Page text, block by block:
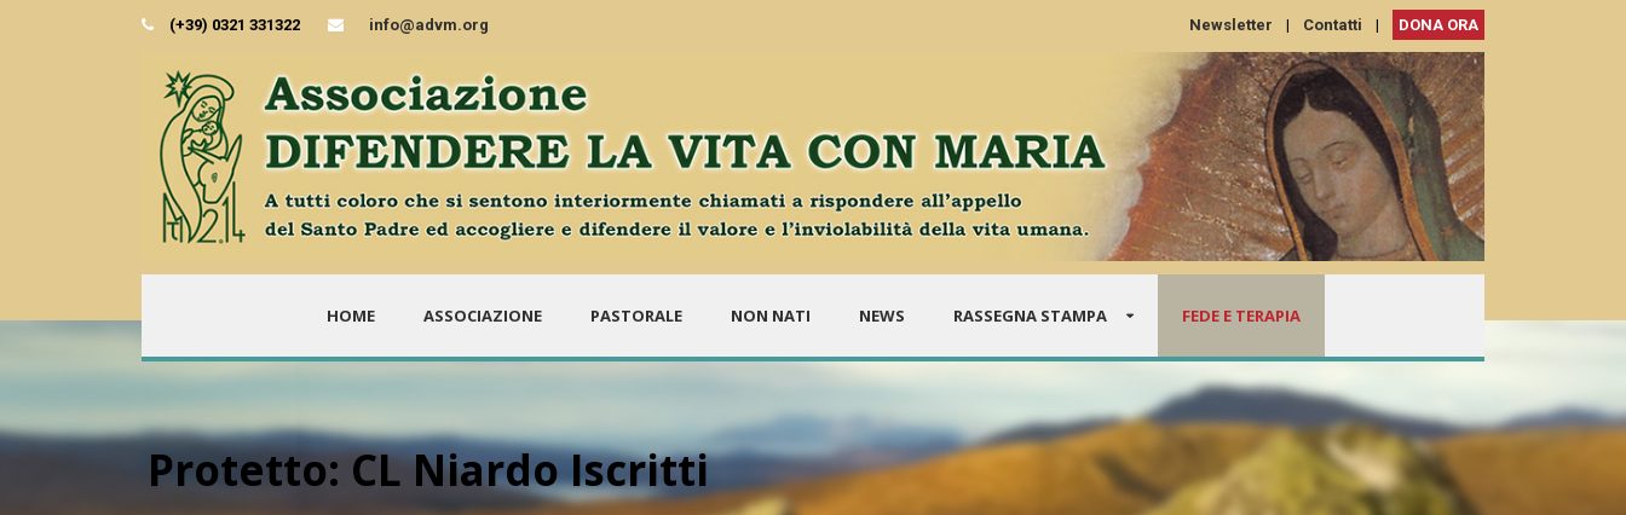
(+39) 0321 331322 info@advm.org Newsletter | Contatti | DONA ORA
HOME ASSOCIAZIONE PASTORALE NON NATI NEWS RASSEGNA STAMPA FEDE E TERAPIA
Protetto: CL Niardo Iscritti